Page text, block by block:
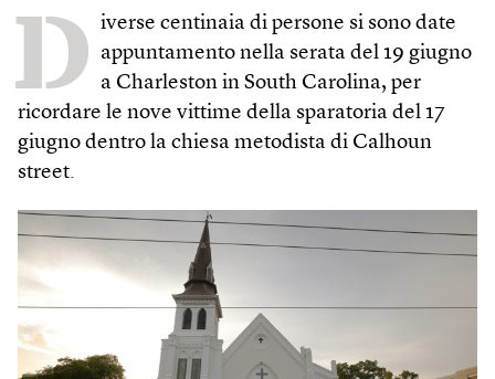
D iverse centinaia di persone si sono date
appuntamento nella serata del 19 giugno
a Charleston in South Carolina, per
ricordare le nove vittime della sparatoria del 17
giugno dentro la chiesa metodista di Calhoun
street.